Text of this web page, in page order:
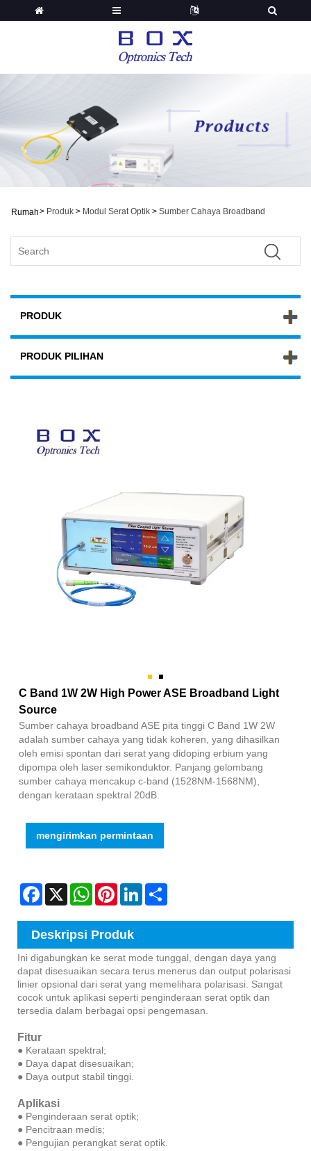
Rumah> Produk > Modul Serat Optik > Sumber Cahaya Broadband
PRODUK
PRODUK PILIHAN
C Band 1W 2W High Power ASE Broadband Light
Source
Sumber cahaya broadband ASE pita tinggi C Band 1W 2W
adalah sumber cahaya yang tidak koheren, yang dihasilkan
oleh emisi spontan dari serat yang didoping erbium yang
dipompa oleh laser semikonduktor. Panjang gelombang
sumber cahaya mencakup c-band (1528NM-1568NM),
dengan kerataan spektral 20dB.
mengirimkan permintaan
Facebook
X WhatsAppPinterestLinkedIn
Deskripsi Produk
Ini digabungkan ke serat mode tunggal, dengan daya yang
dapat disesuaikan secara terus menerus dan output polarisasi
linier opsional dari serat yang memelihara polarisasi. Sangat
cocok untuk aplikasi seperti penginderaan serat optik dan
tersedia dalam berbagai opsi pengemasan.
Fitur
● Kerataan spektral;
● Daya dapat disesuaikan;
● Daya output stabil tinggi.
Aplikasi
● Penginderaan serat optik;
● Pencitraan medis;
● Pengujian perangkat serat optik.